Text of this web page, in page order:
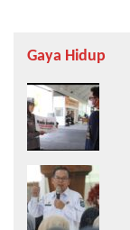
Gaya Hidup